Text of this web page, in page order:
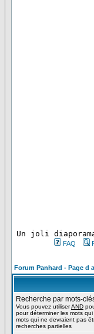
Un joli
FAQ
Forum Panhard - Page d
Recherche par mots-
Vous pouvez utiliserAND
pour déterminer les mots
mots qui ne devraient pas
recherches partielles